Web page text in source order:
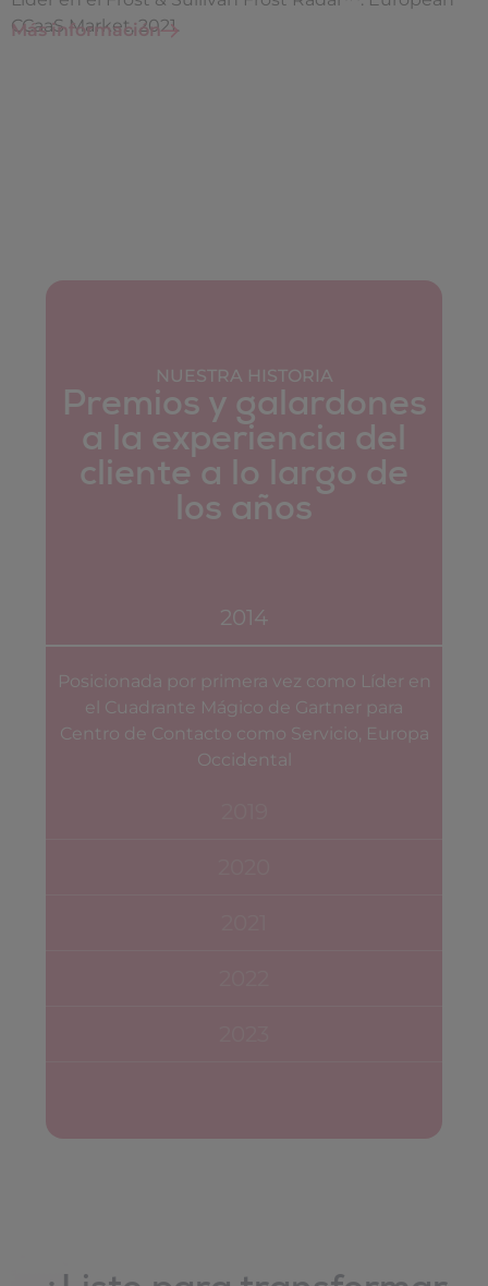
CCaaS Market, 2021.
Más información
NUESTRA HISTORIA
Premios y galardones
a la experiencia del
cliente a lo largo de
los años
2014
Posicionada por primera vez como Líder en
el Cuadrante Mágico de Gartner para
Centro de Contacto como Servicio, Europa
Occidental